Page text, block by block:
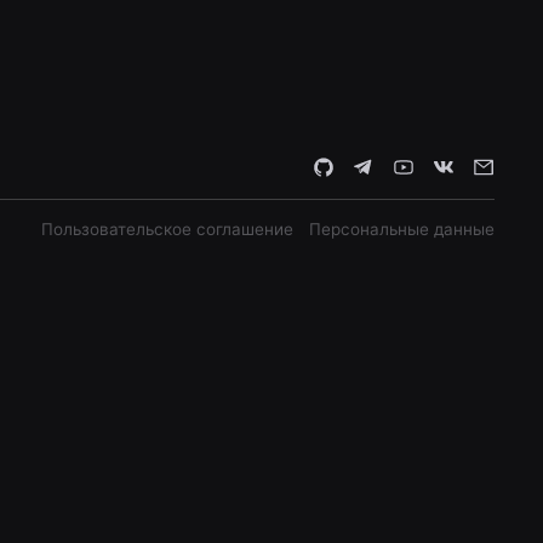
Пользовательское соглашение Персональные данные